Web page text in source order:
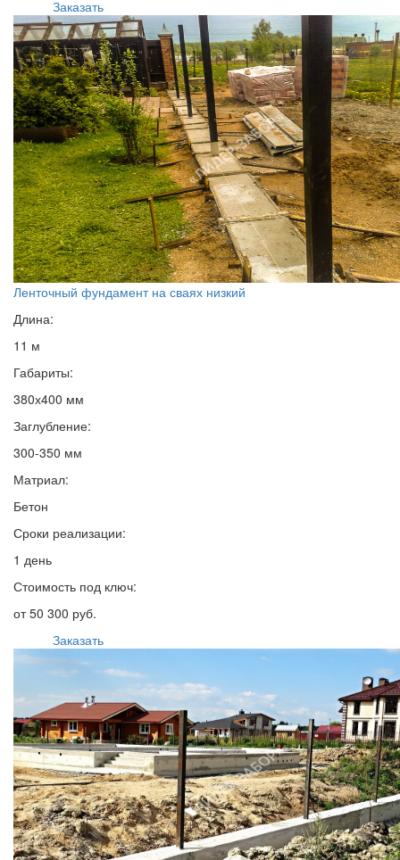
Заказать
Ленточный фундамент на сваях низкий
Длина:
11 м
Габариты:
380х400 мм
Заглубление:
300-350 мм
Матриал:
Бетон
Сроки реализации:
1 день
Стоимость под ключ:
от 50 300 руб.
Заказать